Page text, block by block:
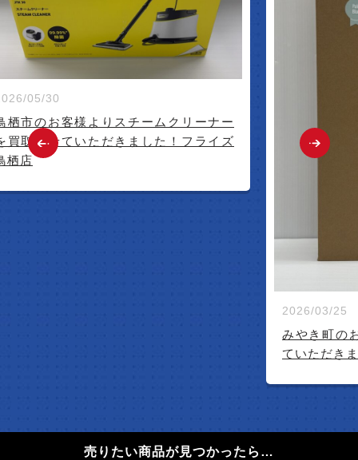
05/30
栖市のお客様よりスチームクリーナー
買取させていただきました！フライズ
栖店
2026/03/25
みやき町の
ていただき
売りたい商品が見つかったら…